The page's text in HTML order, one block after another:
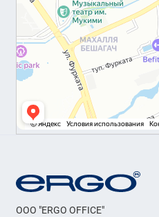
OOO "ERGO OFFICE"